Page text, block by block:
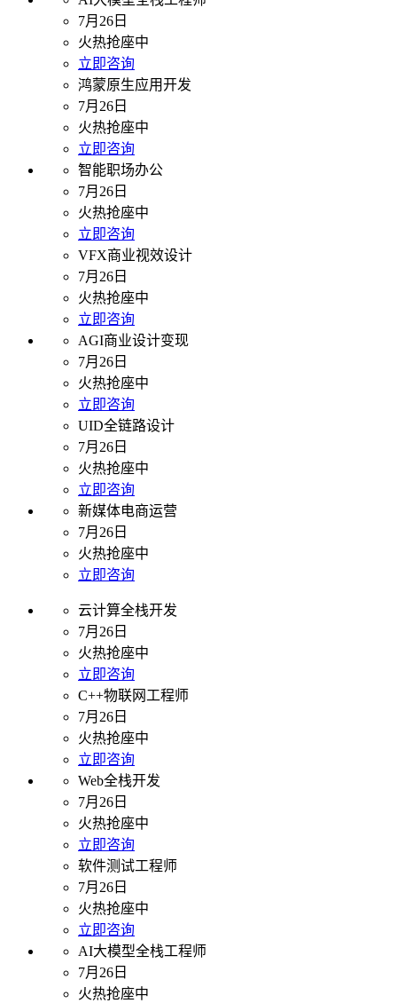
7月26日
火热抢座中
立即咨询
鸿蒙原生应用开发
7月26日
火热抢座中
立即咨询
智能职场办公
7月26日
火热抢座中
立即咨询
VFX商业视效设计
7月26日
火热抢座中
立即咨询
AGI商业设计变现
7月26日
火热抢座中
立即咨询
UID全链路设计
7月26日
火热抢座中
立即咨询
新媒体电商运营
7月26日
火热抢座中
立即咨询
云计算全栈开发
7月26日
火热抢座中
立即咨询
C++物联网工程师
7月26日
火热抢座中
立即咨询
Web全栈开发
7月26日
火热抢座中
立即咨询
软件测试工程师
7月26日
火热抢座中
立即咨询
AI大模型全栈工程师
7月26日
火热抢座中